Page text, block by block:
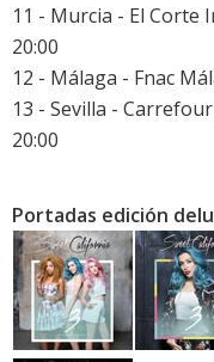
11 - Murcia - El Corte
20:00
12 - Málaga - Fnac
13 - Sevilla -
20:00
Portadas edición